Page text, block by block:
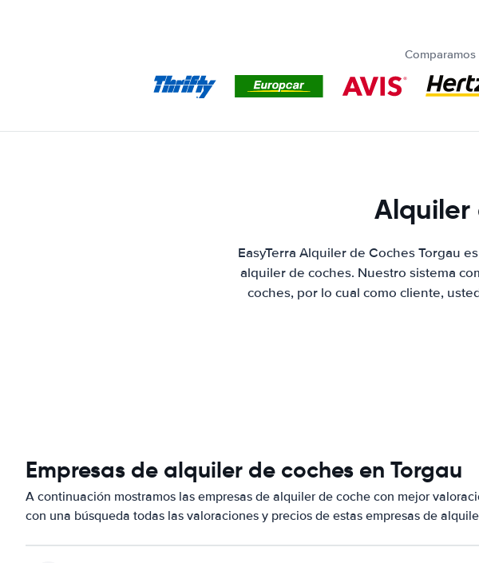
Alquiler
EasyTerra Alquiler de Coches Torgau
alquiler de coches. Nuestro sistema
coches, por lo cual como cliente,
Empresas de alquiler de coches en Torgau
A continuación mostramos las empresas de alquiler de coche con mejor
con una búsqueda todas las valoraciones y precios de estas empresas de